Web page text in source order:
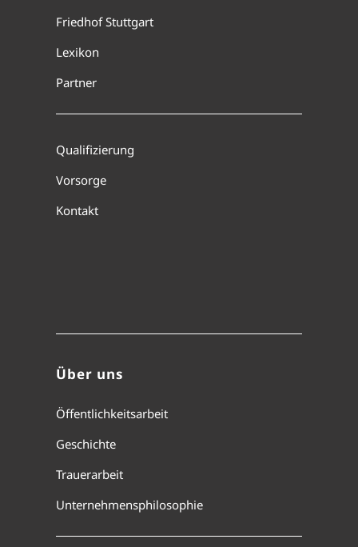
Friedhof Stuttgart
Lexikon
Partner
Qualifizierung
Vorsorge
Kontakt
Über uns
Öffentlichkeitsarbeit
Geschichte
Trauerarbeit
Unternehmensphilosophie